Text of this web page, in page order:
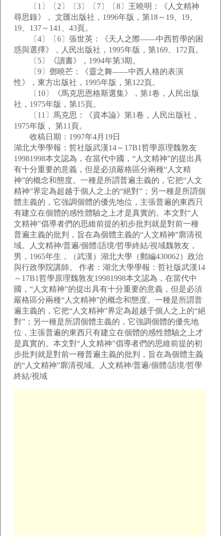
〔1〕〔2〕〔3〕〔7〕〔8〕王曉明：《人文精神
尋思錄》， 文匯出版社，1996年版，第18～19、19、
19、137～141、43頁。
〔4〕〔6〕張世英：《天人之際——中西哲學的困
惑與選擇》，人民出版社，1995年版，第169、172頁。
〔5〕《讀書》，1994年第3期。
〔9〕鄧曉芒：《靈之舞——中西人格的表演
性》，東方出版社，1995年版，第122頁。
〔10〕《馬克思恩格斯選集》，第1卷，人民出版
社，1975年版，第15頁。
〔11〕馬克思：《資本論》第1卷，人民出版社，
1975年版， 第11頁。
收稿日期：1997年4月19日
湖北大學學報：哲社版武漢14～17B1哲學原理魏敦友
19981998本文認為，在當代中國，“人文精神”的提出具
有十分重要的意義，但是必須嚴格區分兩種“人文精
神”的概念和態度。一種是所謂普遍主義的，它把“人文
精神”界定為超越于個人之上的“絕對”；另一種是所謂個
體主義的，它強調個體的優先地位，主張普遍的東西只
有建立在個體的感性體驗之上才是真實的。本文對“人
文精神”倡導者們的思維前提的初步批判就是對前一種
普遍主義的批判，旨在為個體主義的“人文精神”廓清視
域。人文精神/普遍/個體/語境/哲學終結/視域魏敦友，
男，1965年生，（武漢）湖北大學（郵編430062）政治
與行政學院講師。 作者：湖北大學學報：哲社版武漢14
～17B1哲學原理魏敦友19981998本文認為，在當代中
國，“人文精神”的提出具有十分重要的意義，但是必須
嚴格區分兩種“人文精神”的概念和態度。一種是所謂普
遍主義的，它把“人文精神”界定為超越于個人之上的“絕
對”；另一種是所謂個體主義的，它強調個體的優先地
位，主張普遍的東西只有建立在個體的感性體驗之上才
是真實的。本文對“人文精神”倡導者們的思維前提的初
步批判就是對前一種普遍主義的批判，旨在為個體主義
的“人文精神”廓清視域。人文精神/普遍/個體/語境/哲學
終結/視域